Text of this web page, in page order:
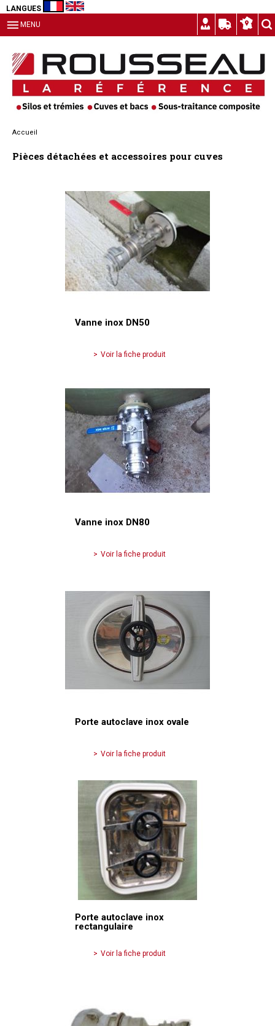
LANGUES
MENU
Accueil
Pièces détachées et accessoires pour cuves
Vanne inox DN50
Voir la fiche produit
Vanne inox DN80
Voir la fiche produit
Porte autoclave inox ovale
Voir la fiche produit
Porte autoclave inox
rectangulaire
Voir la fiche produit